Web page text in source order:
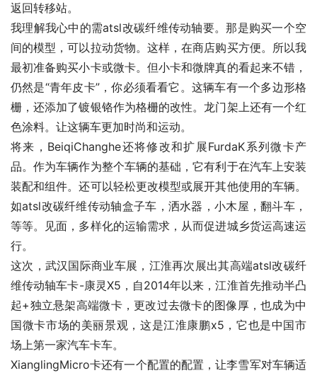
返回转移站。
我理解我心中的需atsl改碳纤维传动轴要。那是购买一个空
间的模型，可以拉动货物。这样，在商店购买方便。所以我
最初准备购买小卡或微卡。但小卡和微牌真的看起来不错，
仍然是“青年皮卡”，你必须看看它。这辆车有一个多边形格
栅，还添加了镀银铬作为格栅的改性。龙门架上还有一个红
色涂料。让这辆车更加时尚和运动。
将来，BeiqiChanghe还将修改和扩展FurdaK系列微卡产
品。作为车辆作为整个车辆的基础，它有利于在汽车上安装
装配和组件。还可以轻松更改模型或展开其他使用的车辆。
如atsl改碳纤维传动轴盒子车，洒水器，小木屋，翻斗车，
等等。见面，多样化的运输需求，从而促进城乡货运高速运
行。
这次，武汉国际商业车展，江淮再次展出其高端atsl改碳纤
维传动轴车卡-康灵X5，自2014年以来，江淮首先推动半凸
起+独立悬架高端微卡，更改过去微卡的图像厚，也成为中
国微卡市场的美丽景观，这是江淮康鹏x5，它也是中国市
场上第一家汽车卡车。
XianglingMicro卡还有一个配置的配置，让李雪军对车辆适